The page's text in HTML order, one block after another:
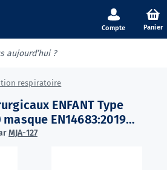
Panier
respiratoire
ENFANT Type
masque EN14683:2019 -
- Blanc
MJA-127